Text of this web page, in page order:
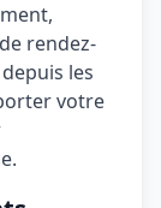
rendez-
les
votre